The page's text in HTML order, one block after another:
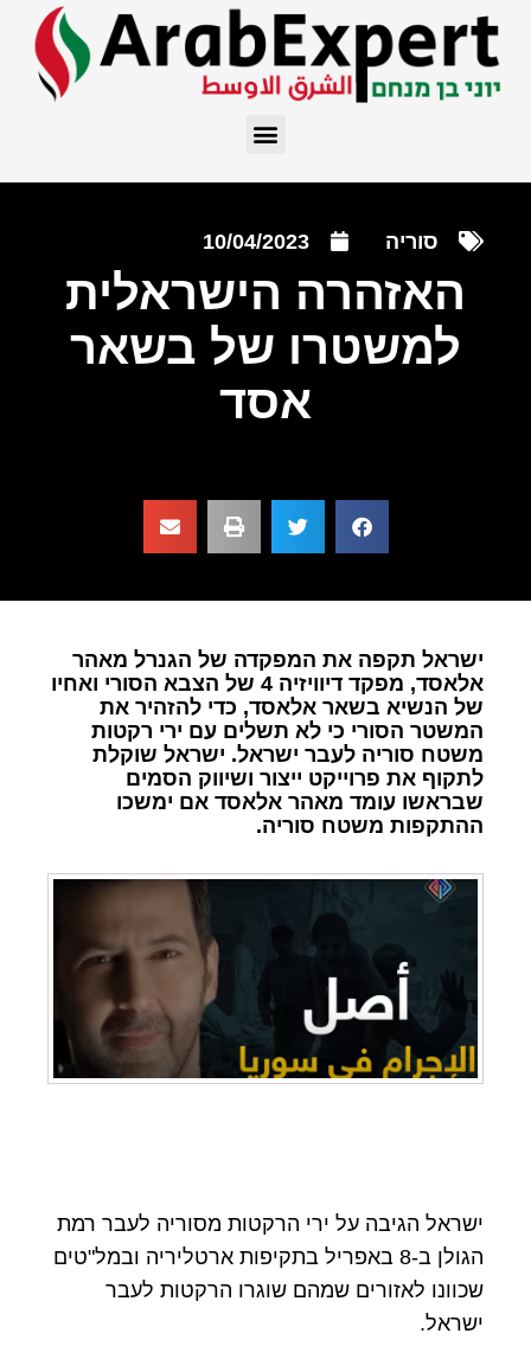
סוריה 10/04/2023
האזהרה הישראלית
למשטרו של בשאר
אסד
ישראל תקפה את המפקדה של הגנרל מאהר
אלאסד, מפקד דיוויזיה 4 של הצבא הסורי ואחיו
של הנשיא בשאר אלאסד, כדי להזהיר את
המשטר הסורי כי לא תשלים עם ירי רקטות
משטח סוריה לעבר ישראל. ישראל שוקלת
לתקוף את פרוייקט ייצור ושיווק הסמים
שבראשו עומד מאהר אלאסד אם ימשכו
ההתקפות משטח סוריה.
ישראל הגיבה על ירי הרקטות מסוריה לעבר רמת
הגולן ב-8 באפריל בתקיפות ארטליריה ובמל"טים
שכוונו לאזורים שמהם שוגרו הרקטות לעבר
ישראל.